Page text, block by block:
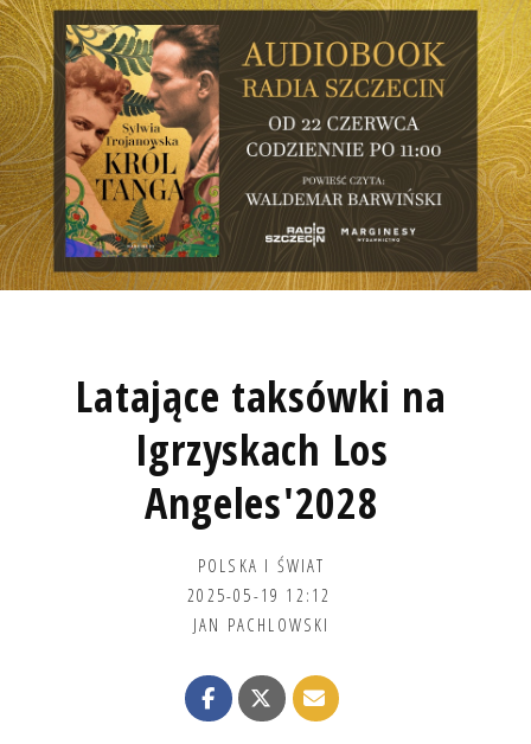
Latające taksówki na
Igrzyskach Los
Angeles'2028
POLSKA I ŚWIAT
2025-05-19 12:12
JAN PACHLOWSKI